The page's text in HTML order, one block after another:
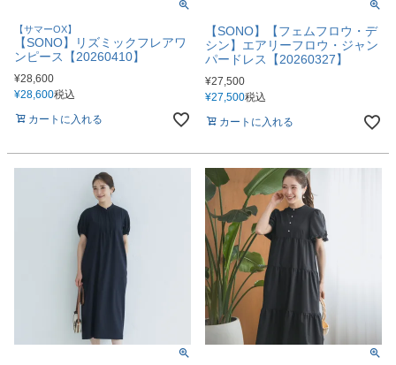
【サマーOX】
【SONO】リズミックフレアワ
ンピース【20260410】
¥28,600
¥28,600税込
カートに入れる
【SONO】【フェムフロウ・デ
シン】エアリーフロウ・ジャン
パードレス【20260327】
¥27,500
¥27,500税込
カートに入れる